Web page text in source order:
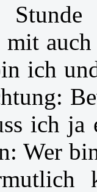
mit
ich
ich ja
Wer